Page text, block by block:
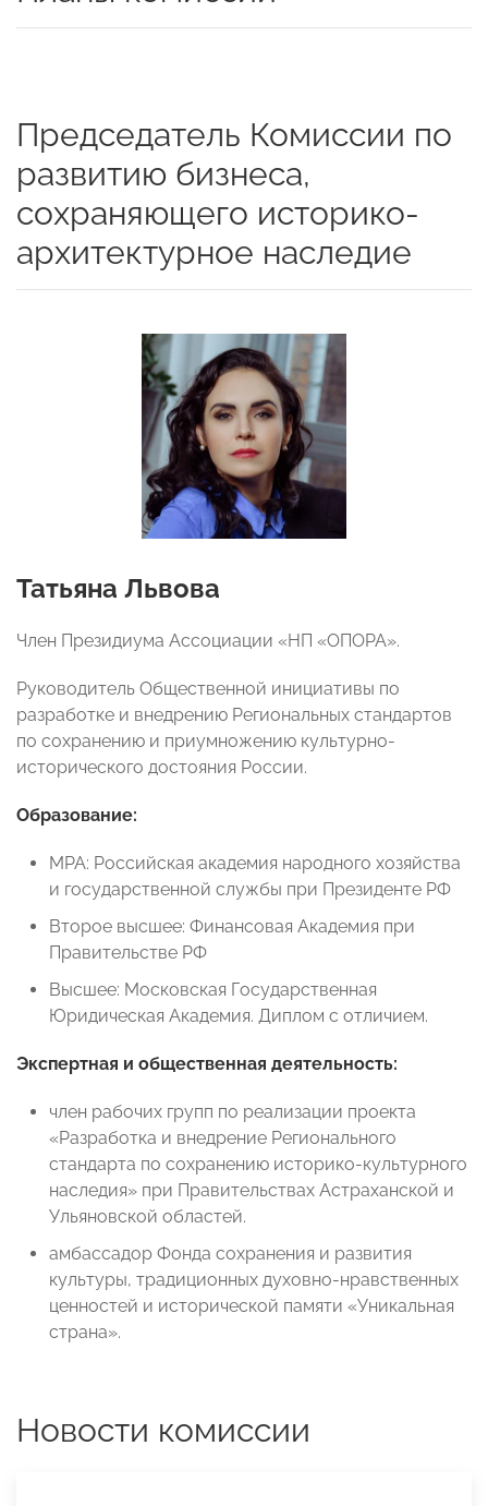
Председатель Комиссии по
развитию бизнеса,
сохраняющего историко-
архитектурное наследие
Татьяна Львова
Член Президиума Ассоциации «НП «ОПОРА».
Руководитель Общественной инициативы по
разработке и внедрению Региональных стандартов
по сохранению и приумножению культурно-
исторического достояния России.
Образование:
MPA: Российская академия народного хозяйства
и государственной службы при Президенте РФ
Второе высшее: Финансовая Академия при
Правительстве РФ
Высшее: Московская Государственная
Юридическая Академия. Диплом с отличием.
Экспертная и общественная деятельность:
член рабочих групп по реализации проекта
«Разработка и внедрение Регионального
стандарта по сохранению историко-культурного
наследия» при Правительствах Астраханской и
Ульяновской областей.
амбассадор Фонда сохранения и развития
культуры, традиционных духовно-нравственных
ценностей и исторической памяти «Уникальная
страна».
Новости комиссии